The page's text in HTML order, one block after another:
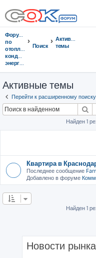
Форумы
по
отоплению,
кондиционированию,
энергосбережению
Поиск
Активные
темы
Активные темы
Перейти к расширенному поиску
Найден 1
Квартира в
Последнее сообщение
Добавлено в форуме
Найден 1
Новости рынка